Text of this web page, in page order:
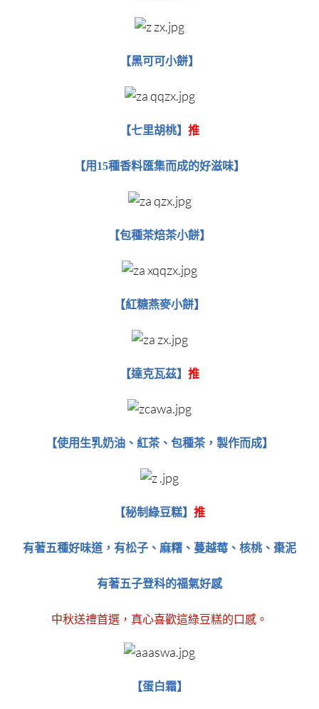
【​​​​​​​黑可可小餅】
【七里胡桃​​​​​​​】 推
【用15種香料匯集而成的好滋味】
【包種茶焙茶小餅​​​​​​​】
【​​​​​​​紅糖燕麥小餅】
【​​​​​​​達克瓦茲】 推
【使用生乳奶油、紅茶、包種茶，製作而成​​​​​​​】
【​​​​​​​秘制綠豆糕】 推
有著五種好味道，有松子、麻糬、蔓越莓、核桃、棗泥
有著五子登科的福氣好感
中秋送禮首選，真心喜歡這綠豆糕的口感。
【蛋白霜​​​​​​​】